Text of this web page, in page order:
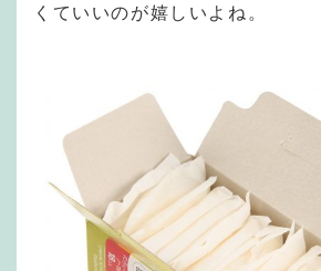
くていいのが嬉しいよね。